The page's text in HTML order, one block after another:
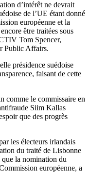
d’intérêt ne devrait
de l’UE étant donné
européenne et la
être traitées sous
Tom Spencer,
Public Affairs.
présidence suédoise
faisant de cette
comme le commissaire en
Siim Kallas
que des progrès
les électeurs irlandais
du traité de Lisbonne
la nomination du
européenne, a